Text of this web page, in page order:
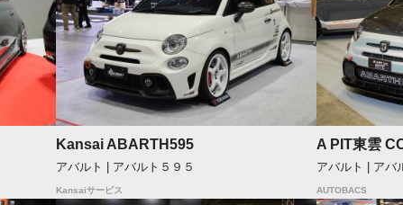
Kansai ABARTH595
アバルト | アバルト５９５
Kansaiサービス
A PIT東雲
アバルト | アバ
AUTOBACS